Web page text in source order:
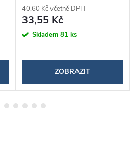
40,60 Kč včetně DPH
33,55 Kč
Skladem 81 ks
ZOBRAZIT